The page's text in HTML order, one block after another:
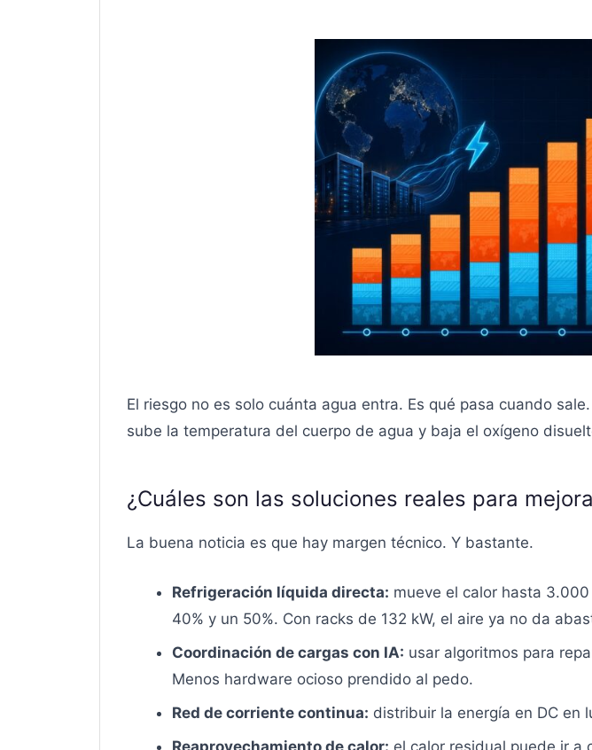
El riesgo no es solo cuánta agua entra. Es qué pasa cuando
sube la temperatura del cuerpo de agua y baja el oxígeno
¿Cuáles son las soluciones reales para
La buena noticia es que hay margen técnico. Y bastante.
Refrigeración líquida directa: mueve el calor hasta
40% y un 50%. Con racks de 132 kW, el aire ya no da
Coordinación de cargas con IA: usar algoritmos para
Menos hardware ocioso prendido al pedo.
Red de corriente continua: distribuir la energía en DC en
Reaprovechamiento de calor: el calor residual puede ir a